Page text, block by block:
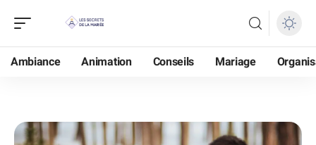
Ambiance Animation Conseils Mariage